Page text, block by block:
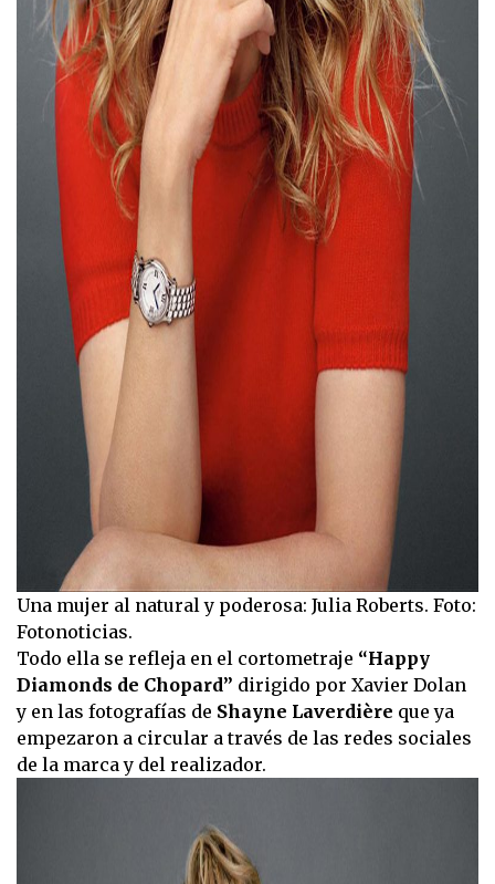
Una mujer al natural y poderosa: Julia Roberts. Foto:
Fotonoticias.
Todo ella se refleja en el cortometraje “Happy
Diamonds de Chopard” dirigido por Xavier Dolan
y en las fotografías de Shayne Laverdière que ya
empezaron a circular a través de las redes sociales
de la marca y del realizador.